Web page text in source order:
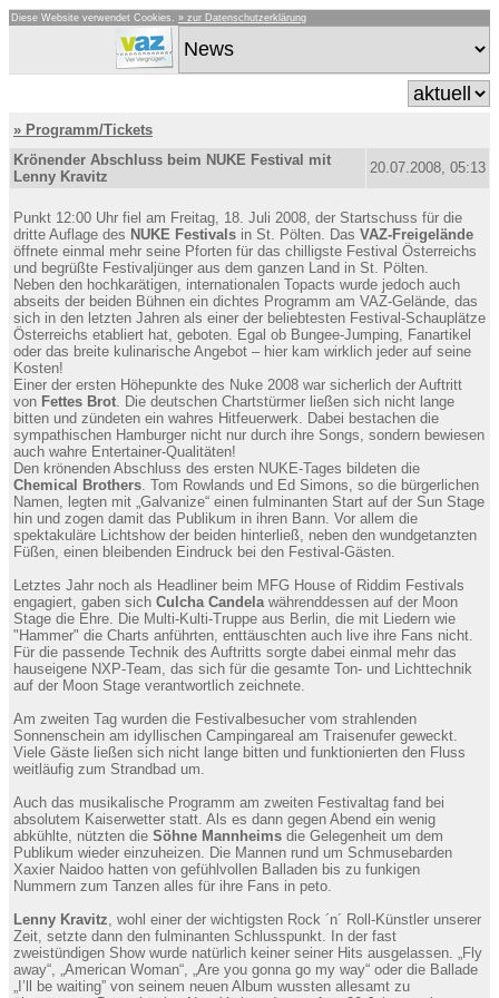
Diese Website verwendet Cookies. » zur Datenschutzerklärung
» Programm/Tickets
Krönender Abschluss beim NUKE Festival mit
Lenny Kravitz
20.07.2008, 05:13
Punkt 12:00 Uhr fiel am Freitag, 18. Juli 2008, der Startschuss für die
dritte Auflage des NUKE Festivals in St. Pölten. Das VAZ-Freigelände
öffnete einmal mehr seine Pforten für das chilligste Festival Österreichs
und begrüßte Festivaljünger aus dem ganzen Land in St. Pölten.
Neben den hochkarätigen, internationalen Topacts wurde jedoch auch
abseits der beiden Bühnen ein dichtes Programm am VAZ-Gelände, das
sich in den letzten Jahren als einer der beliebtesten Festival-Schauplätze
Österreichs etabliert hat, geboten. Egal ob Bungee-Jumping, Fanartikel
oder das breite kulinarische Angebot – hier kam wirklich jeder auf seine
Kosten!
Einer der ersten Höhepunkte des Nuke 2008 war sicherlich der Auftritt
von Fettes Brot. Die deutschen Chartstürmer ließen sich nicht lange
bitten und zündeten ein wahres Hitfeuerwerk. Dabei bestachen die
sympathischen Hamburger nicht nur durch ihre Songs, sondern bewiesen
auch wahre Entertainer-Qualitäten!
Den krönenden Abschluss des ersten NUKE-Tages bildeten die
Chemical Brothers. Tom Rowlands und Ed Simons, so die bürgerlichen
Namen, legten mit „Galvanize“ einen fulminanten Start auf der Sun Stage
hin und zogen damit das Publikum in ihren Bann. Vor allem die
spektakuläre Lichtshow der beiden hinterließ, neben den wundgetanzten
Füßen, einen bleibenden Eindruck bei den Festival-Gästen.
Letztes Jahr noch als Headliner beim MFG House of Riddim Festivals
engagiert, gaben sich Culcha Candelawährenddessen auf der Moon
Stage die Ehre. Die Multi-Kulti-Truppe aus Berlin, die mit Liedern wie
"Hammer" die Charts anführten, enttäuschten auch live ihre Fans nicht.
Für die passende Technik des Auftritts sorgte dabei einmal mehr das
hauseigene NXP-Team, das sich für die gesamte Ton- und Lichttechnik
auf der Moon Stage verantwortlich zeichnete.
Am zweiten Tag wurden die Festivalbesucher vom strahlenden
Sonnenschein am idyllischen Campingareal am Traisenufer geweckt.
Viele Gäste ließen sich nicht lange bitten und funktionierten den Fluss
weitläufig zum Strandbad um.
Auch das musikalische Programm am zweiten Festivaltag fand bei
absolutem Kaiserwetter statt. Als es dann gegen Abend ein wenig
abkühlte, nützten die Söhne Mannheims die Gelegenheit um dem
Publikum wieder einzuheizen. Die Mannen rund um Schmusebarden
Xaxier Naidoo hatten von gefühlvollen Balladen bis zu funkigen
Nummern zum Tanzen alles für ihre Fans in peto.
Lenny Kravitz, wohl einer der wichtigsten Rock ´n´ Roll-Künstler unserer
Zeit, setzte dann den fulminanten Schlusspunkt. In der fast
zweistündigen Show wurde natürlich keiner seiner Hits ausgelassen. „Fly
away“, „American Woman“, „Are you gonna go my way“ oder die Ballade
„I’ll be waiting” von seinem neuen Album wussten allesamt zu